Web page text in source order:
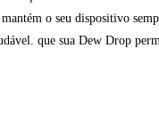
o seu dispositivo
que sua Dew Drop